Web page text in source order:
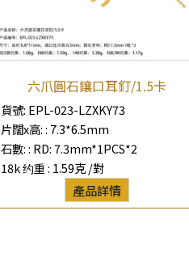
六爪圓石鑲口耳釘/1.5卡
貨號: EPL-023-LZXKY73
片闊x高: : 7.3*6.5mm
石數: : RD: 7.3mm*1PCS*2
18k 约重 : 1.59克 /對
產品詳情